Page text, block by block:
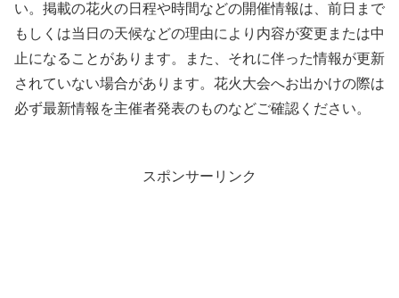
い。掲載の花火の日程や時間などの開催情報は、前日まで
もしくは当日の天候などの理由により内容が変更または中
止になることがあります。また、それに伴った情報が更新
されていない場合があります。花火大会へお出かけの際は
必ず最新情報を主催者発表のものなどご確認ください。
スポンサーリンク